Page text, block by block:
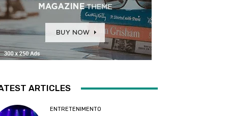
ARTICLES
ENTRETENIMENTO